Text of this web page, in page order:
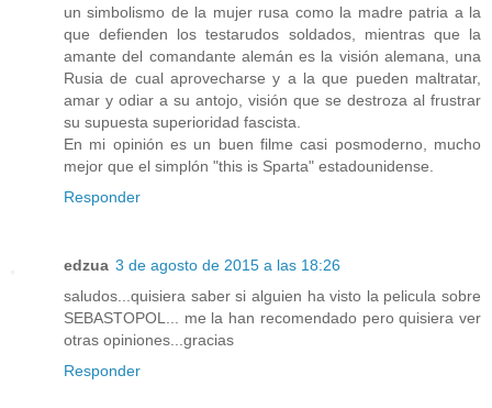
un simbolismo de la mujer rusa como la madre patria a la
que defienden los testarudos soldados, mientras que la
amante del comandante alemán es la visión alemana, una
Rusia de cual aprovecharse y a la que pueden maltratar,
amar y odiar a su antojo, visión que se destroza al frustrar
su supuesta superioridad fascista.
En mi opinión es un buen filme casi posmoderno, mucho
mejor que el simplón "this is Sparta" estadounidense.
Responder
edzua 3 de agosto de 2015 a las 18:26
saludos...quisiera saber si alguien ha visto la pelicula sobre
SEBASTOPOL... me la han recomendado pero quisiera ver
otras opiniones...gracias
Responder